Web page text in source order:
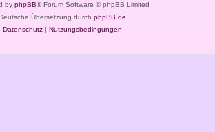
by phpBB® Forum Software © phpBB Limited
Übersetzung durch phpBB.de
Datenschutz| Nutzungsbedingungen